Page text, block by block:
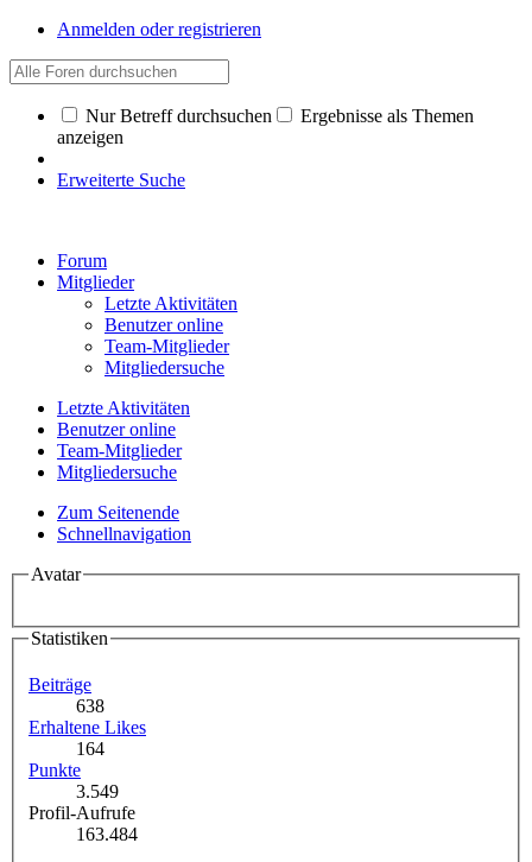
Anmelden oder registrieren
Nur Betreff durchsuchen
Ergebnisse als Themen
anzeigen
Erweiterte Suche
Forum
Mitglieder
Letzte Aktivitäten
Benutzer online
Team-Mitglieder
Mitgliedersuche
Letzte Aktivitäten
Benutzer online
Team-Mitglieder
Mitgliedersuche
Zum Seitenende
Schnellnavigation
Avatar
Statistiken
Beiträge
638
Erhaltene Likes
164
Punkte
3.549
Profil-Aufrufe
163.484